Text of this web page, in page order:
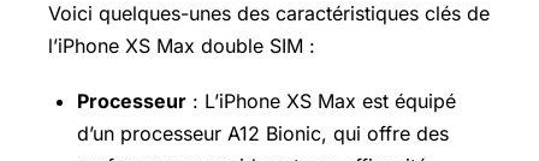
Voici quelques-unes des caractéristiques clés de
l’iPhone XS Max double SIM :
Processeur : L’iPhone XS Max est équipé
d’un processeur A12 Bionic, qui offre des